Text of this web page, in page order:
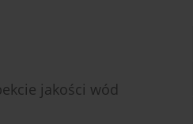
jakości wód